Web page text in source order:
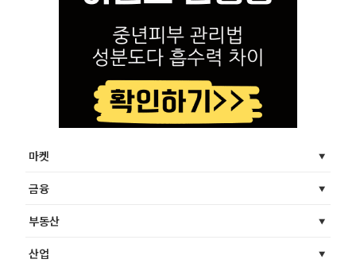
마켓
금융
부동산
산업